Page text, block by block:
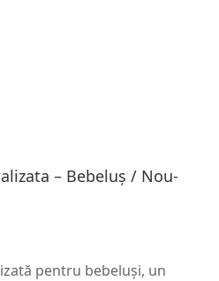
– Bebeluș / Nou-
pentru bebeluși, un